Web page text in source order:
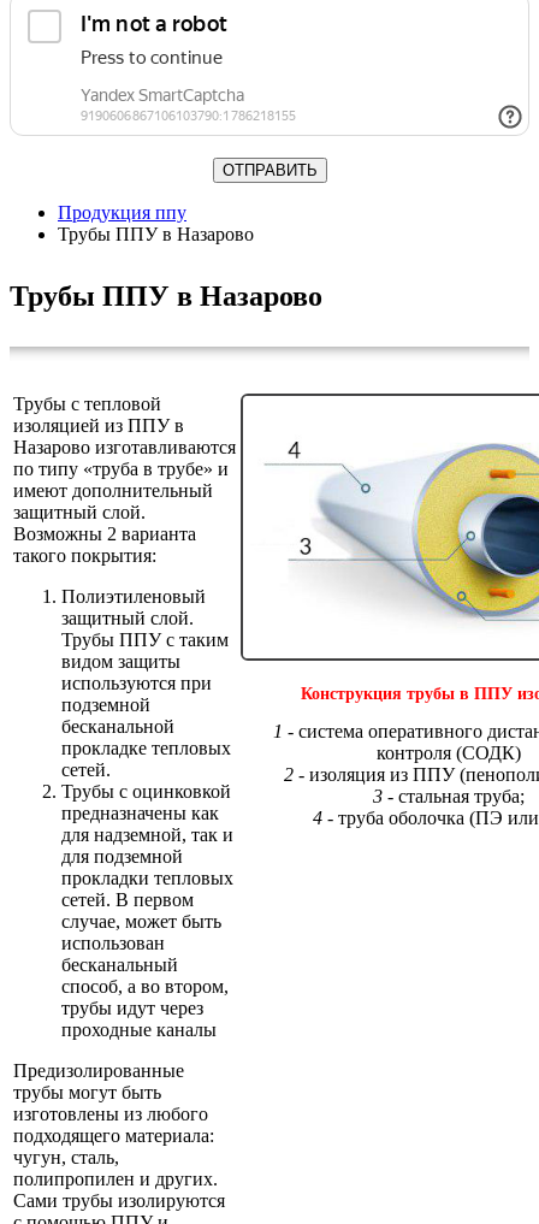
Продукция ппу
Трубы ППУ в Назарово
Трубы ППУ в Назарово
Трубы с тепловой
изоляцией из ППУ в
Назарово изготавливаются
по типу «труба в трубе» и
имеют дополнительный
защитный слой.
Возможны 2 варианта
такого покрытия:
Полиэтиленовый
защитный слой.
Трубы ППУ с таким
видом защиты
используются при
подземной
бесканальной
прокладке тепловых
сетей.
Трубы с оцинковкой
предназначены как
для надземной, так и
для подземной
прокладки тепловых
сетей. В первом
случае, может быть
использован
бесканальный
способ, а во втором,
трубы идут через
проходные каналы
Предизолированные
трубы могут быть
изготовлены из любого
подходящего материала:
чугун, сталь,
полипропилен и других.
Сами трубы изолируются
Конструкция трубы в ППУ
1 - система оперативного
контроля (СОДК)
2 - изоляция из ППУ
3- стальная труба;
4 - труба оболочка (ПЭ